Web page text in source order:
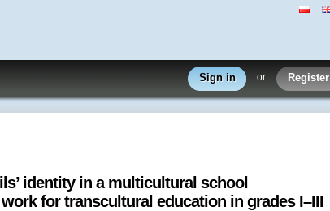
Sign in or Register
identity in a multicultural school
for transcultural education in grades I–III